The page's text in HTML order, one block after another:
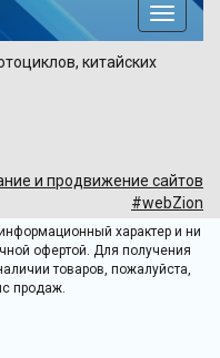
по
китайских
и продвижение сайтов
#webZion
характер и ни
офертой. Для получения
товаров, пожалуйста,
продаж.